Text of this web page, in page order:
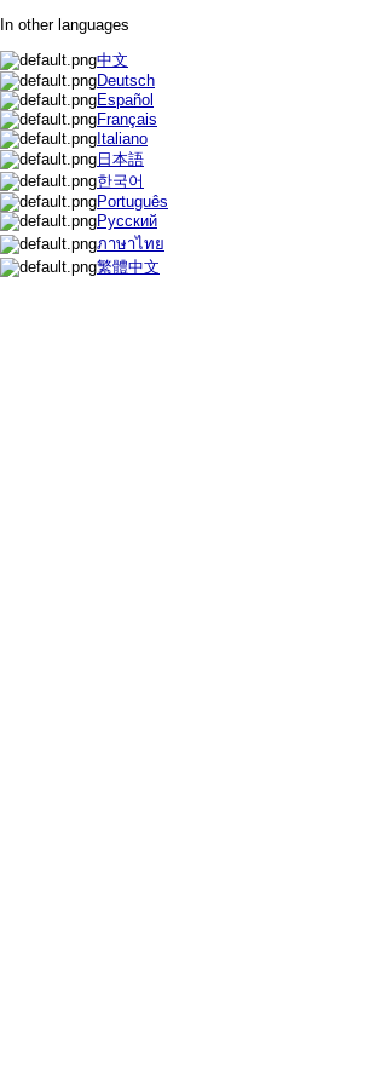
In other languages
中文
Deutsch
Español
Français
Italiano
日本語
한국어
Português
Русский
ภาษาไทย
繁體中文